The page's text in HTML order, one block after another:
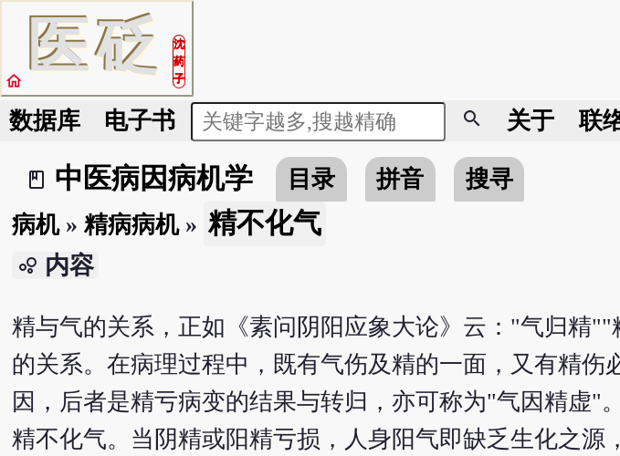
医砭
沈
药
子
home
数据库 电子书 search 关于 联
book_2
中医病因病机学 目录 拼音
搜寻
病机» 精病病机» 精不化气
bubble_chart 内容
精与气的关系，正如《素问阴阳应象大论》云："气归精
的关系。在病理过程中，既有气伤及精的一面，又有精伤
因，后者是精亏病变的结果与转归，亦可称为"气因精虚"
精不化气。当阴精或阳精亏损，人身阳气即缺乏生化之源